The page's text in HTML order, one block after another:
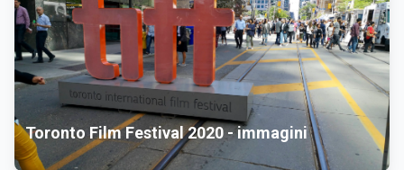
Toronto Film Festival 2020 - immagini